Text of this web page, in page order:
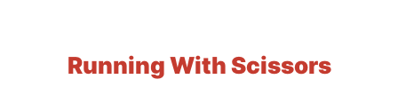
Running With Scissors